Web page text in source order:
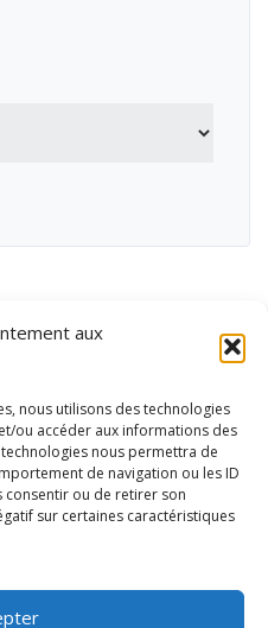
aux
nous utilisons des technologies
ou accéder aux informations des
nous permettra de
de navigation ou les ID
consentir ou de retirer son
sur certaines caractéristiques